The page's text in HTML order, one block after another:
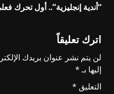
“أندية إنجليزية”.. أول تحرك
اترك تعليقاً
لن يتم نشر عنوان بريدك
إليها بـ*
التعليق *